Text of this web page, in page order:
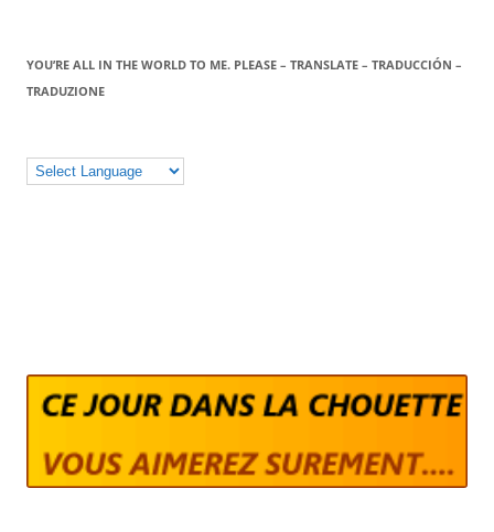
YOU’RE ALL IN THE WORLD TO ME. PLEASE – TRANSLATE – TRADUCCIÓN –
TRADUZIONE